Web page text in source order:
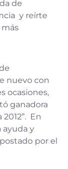
de
y reírte
más
nuevo con
ocasiones,
ganadora
En
ayuda y
por el